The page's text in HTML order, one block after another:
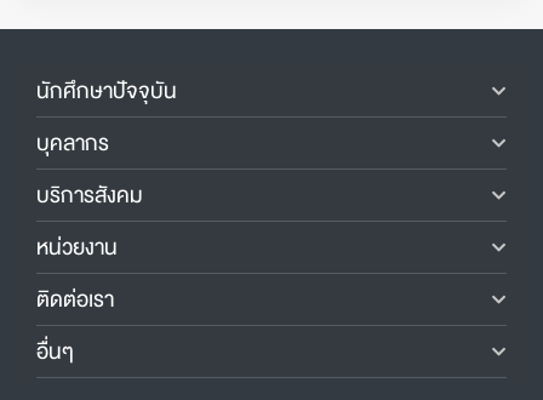
นักศึกษาปัจจุบัน
บุคลากร
บริการสังคม
หน่วยงาน
ติดต่อเรา
อื่นๆ